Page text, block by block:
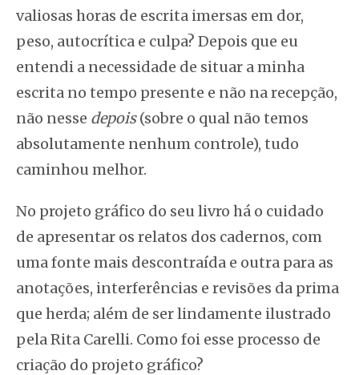
valiosas horas de escrita imersas em dor,
peso, autocrítica e culpa? Depois que eu
entendi a necessidade de situar a minha
escrita no tempo presente e não na recepção,
não nesse depois(sobre o qual não temos
absolutamente nenhum controle), tudo
caminhou melhor.
No projeto gráfico do seu livro há o cuidado
de apresentar os relatos dos cadernos, com
uma fonte mais descontraída e outra para as
anotações, interferências e revisões da prima
que herda; além de ser lindamente ilustrado
pela Rita Carelli. Como foi esse processo de
criação do projeto gráfico?